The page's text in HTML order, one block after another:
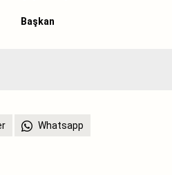
Başkan
Whatsapp